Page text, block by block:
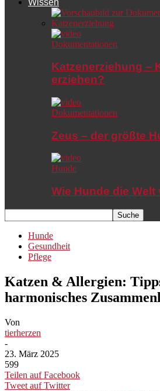
Dokumentationen
Katzenerziehung –
erziehen?
Dokumentationen
Zeus – der größte
Hunde
Wie Hunde die Welt
Hunde
Gesundheit
Pflege
Katzen & Allergien:
harmonisches
Von
tierherzen
-
23. März 2025
599
Teilen auf Facebook
Tweet auf Twitter